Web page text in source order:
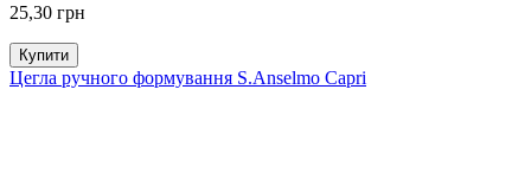
25,30 грн
Купити
Цегла ручного формування S.Anselmo Capri